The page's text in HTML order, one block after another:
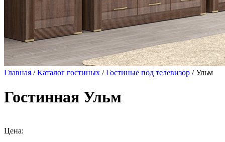
Главная /Каталог гостиных /Гостиные под телевизор / Ульм
Гостинная Ульм
Цена: